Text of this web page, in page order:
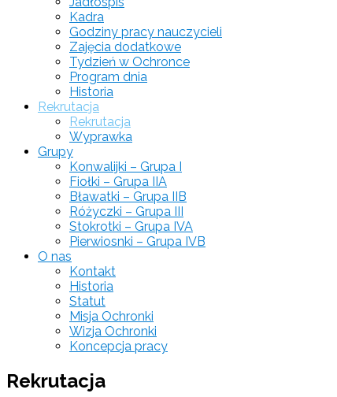
Kadra
Godziny pracy nauczycieli
Zajęcia dodatkowe
Tydzień w Ochronce
Program dnia
Historia
Rekrutacja
Rekrutacja
Wyprawka
Grupy
Konwalijki – Grupa I
Fiołki – Grupa IIA
Bławatki – Grupa IIB
Różyczki – Grupa III
Stokrotki – Grupa IVA
Pierwiosnki – Grupa IVB
O nas
Kontakt
Historia
Statut
Misja Ochronki
Wizja Ochronki
Koncepcja pracy
Rekrutacja